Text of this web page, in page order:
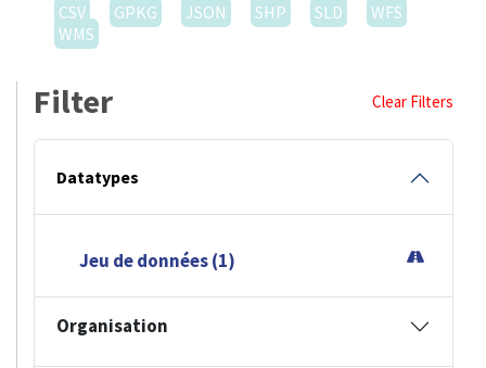
CSV
GPKG JSON SHP SLD
WFS
WMS
Filter Clear Filters
Datatypes
Jeu de données (1)
Organisation